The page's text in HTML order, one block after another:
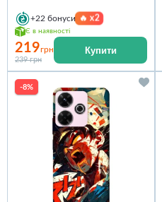
+22 бонуси 🔥x2
Є в наявності
219грн
239 грн
Купити
-8%